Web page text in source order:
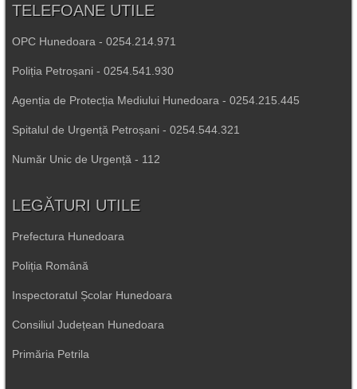
TELEFOANE UTILE
OPC Hunedoara - 0254.214.971
Poliția Petroșani - 0254.541.930
Agenția de Protecția Mediului Hunedoara - 0254.215.445
Spitalul de Urgență Petroșani - 0254.544.321
Număr Unic de Urgență - 112
LEGĂTURI UTILE
Prefectura Hunedoara
Poliția Română
Inspectoratul Școlar Hunedoara
Consiliul Județean Hunedoara
Primăria Petrila